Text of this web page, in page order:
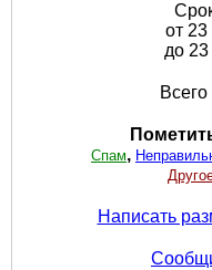
от
до
Спам,
Написать